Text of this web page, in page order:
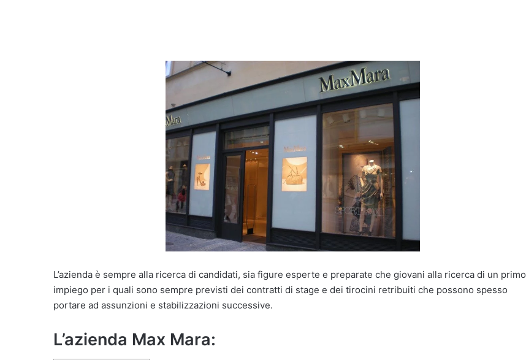
L’azienda è sempre alla ricerca di candidati, sia figure esperte e preparate che giovani alla ricerca di un primo
impiego per i quali sono sempre previsti dei contratti di stage e dei tirocini retribuiti che possono spesso
portare ad assunzioni e stabilizzazioni successive.
L’azienda Max Mara: